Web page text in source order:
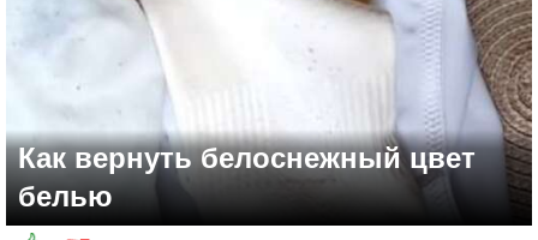
Как вернуть белоснежный цвет
белью